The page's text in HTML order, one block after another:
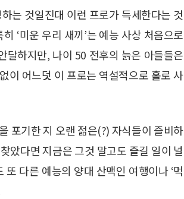
는 것일진대 이런 프로가 득세한다는 것
‘미운 우리 새끼’는 예능 사상 처음으로
달하지만, 나이 50 전후의 늙은 아들들은
이 어느덧 이 프로는 역설적으로 홀로 사
포기한 지 오랜 젊은(?) 자식들이 즐비하
았다면 지금은 그것 말고도 즐길 일이 널
다른 예능의 양대 산맥인 여행이나 ‘먹